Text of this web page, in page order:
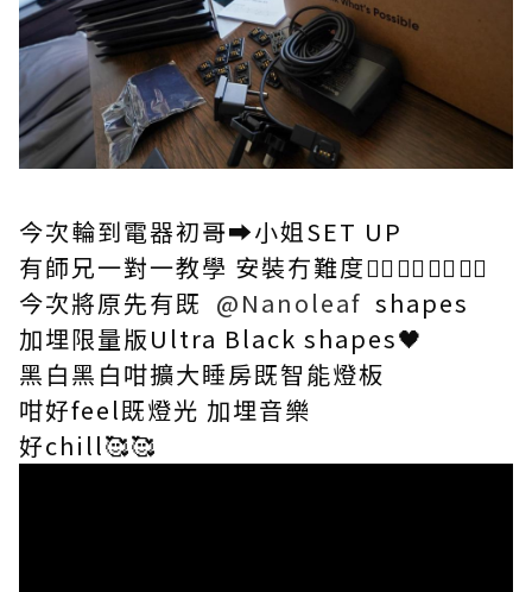
今次輪到電器初哥➡️小姐SET UP
有師兄一對一教學 安裝冇難度👍🏻👍🏻👍🏻👍🏻
今次將原先有既 @Nanoleaf shapes
加埋限量版Ultra Black shapes🖤
黑白黑白咁擴大睡房既智能燈板
咁好feel既燈光 加埋音樂
好chill🥰🥰